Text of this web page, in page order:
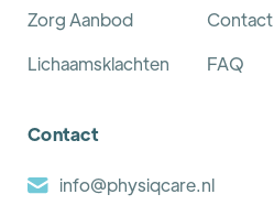
Zorg Aanbod
Lichaamsklachten
Contact
FAQ
Contact
info@physiqcare.nl